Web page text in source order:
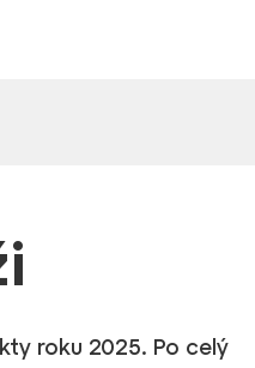
roku 2025. Po celý